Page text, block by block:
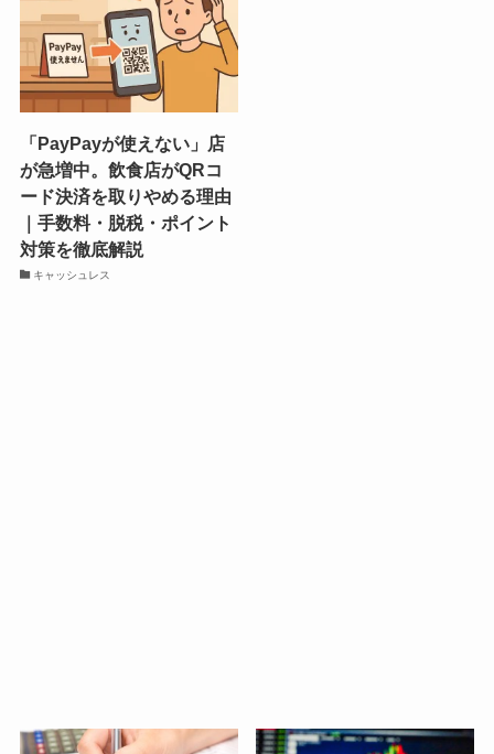
「PayPayが使えない」店
が急増中。飲食店がQRコ
ード決済を取りやめる理由
｜手数料・脱税・ポイント
対策を徹底解説
キャッシュレス